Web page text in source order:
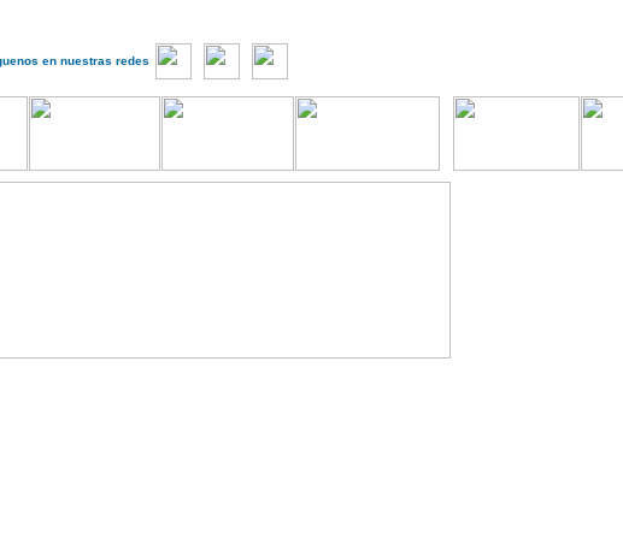
en nuestras redes